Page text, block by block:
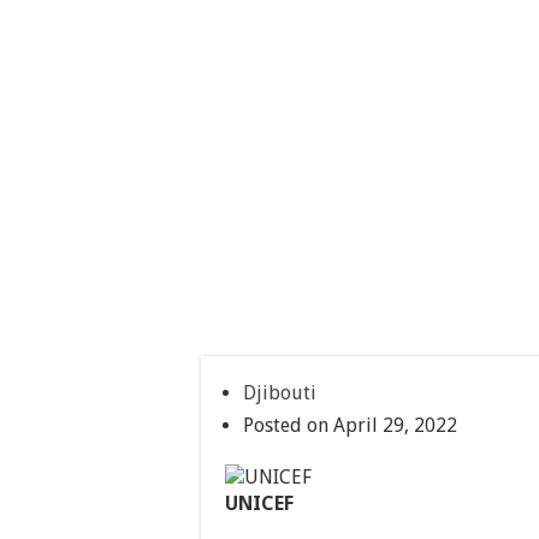
Djibouti
Posted on April 29, 2022
UNICEF